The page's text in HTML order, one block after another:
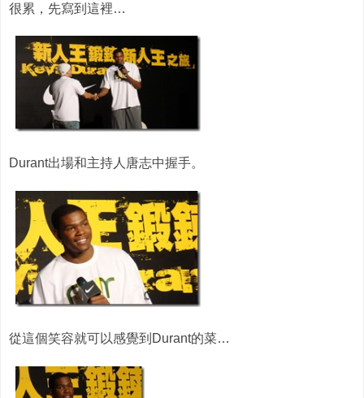
很累，先寫到這裡…
Durant出場和主持人唐志中握手。
從這個笑容就可以感覺到Durant的菜…